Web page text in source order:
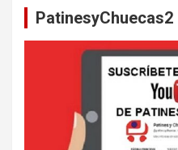
PatinesyChuecas2